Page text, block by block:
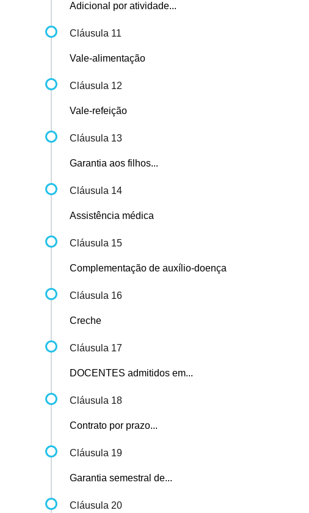
Adicional por atividade...
Cláusula 11
Vale-alimentação
Cláusula 12
Vale-refeição
Cláusula 13
Garantia aos filhos...
Cláusula 14
Assistência médica
Cláusula 15
Complementação de auxílio-doença
Cláusula 16
Creche
Cláusula 17
DOCENTES admitidos em...
Cláusula 18
Contrato por prazo...
Cláusula 19
Garantia semestral de...
Cláusula 20